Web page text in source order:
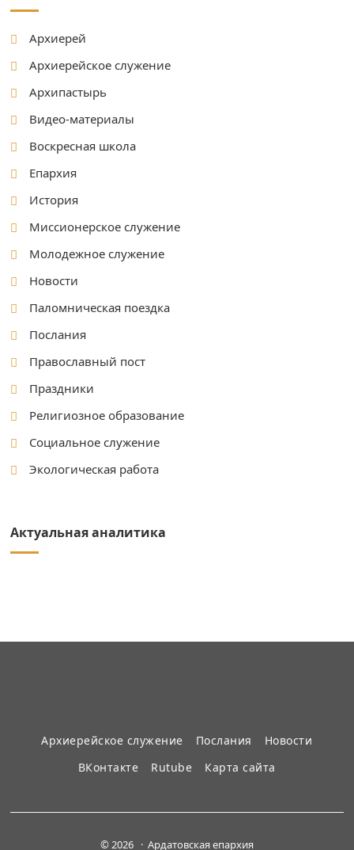
Архиерей
Архиерейское служение
Архипастырь
Видео-материалы
Воскресная школа
Епархия
История
Миссионерское служение
Молодежное служение
Новости
Паломническая поездка
Послания
Православный пост
Праздники
Религиозное образование
Социальное служение
Экологическая работа
Актуальная аналитика
Архиерейское служение Послания
Новости
ВКонтакте
Rutube Карта сайта
© 2026 · Ардатовская епархия